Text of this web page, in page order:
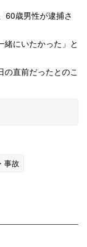
60歳男性が逮捕さ
緒にいたかった」と
の直前だったとのこ
事故